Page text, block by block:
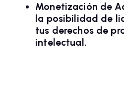
Monetización de
la posibilidad de
tus derechos de
intelectual.